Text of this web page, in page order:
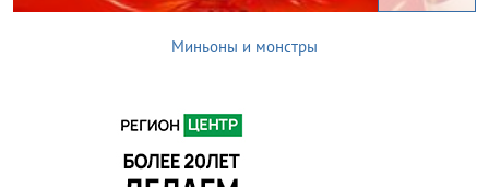
Миньоны и монстры